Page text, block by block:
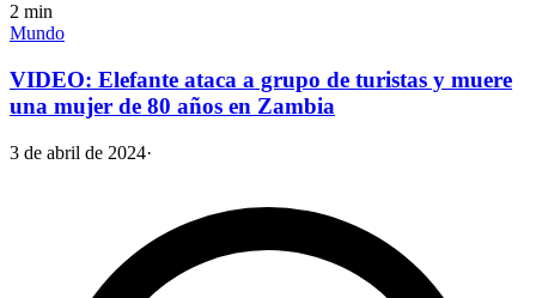
2 min
Mundo
VIDEO: Elefante ataca a grupo de turistas y muere
una mujer de 80 años en Zambia
3 de abril de 2024·